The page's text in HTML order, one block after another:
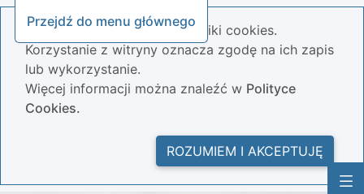
Przejdź do menu głównego
Nasza strona wykorzystuje pliki cookies.
Korzystanie z witryny oznacza zgodę na ich zapis
lub wykorzystanie.
Więcej informacji można znaleźć w Polityce
Cookies.
ROZUMIEM I AKCEPTUJĘ